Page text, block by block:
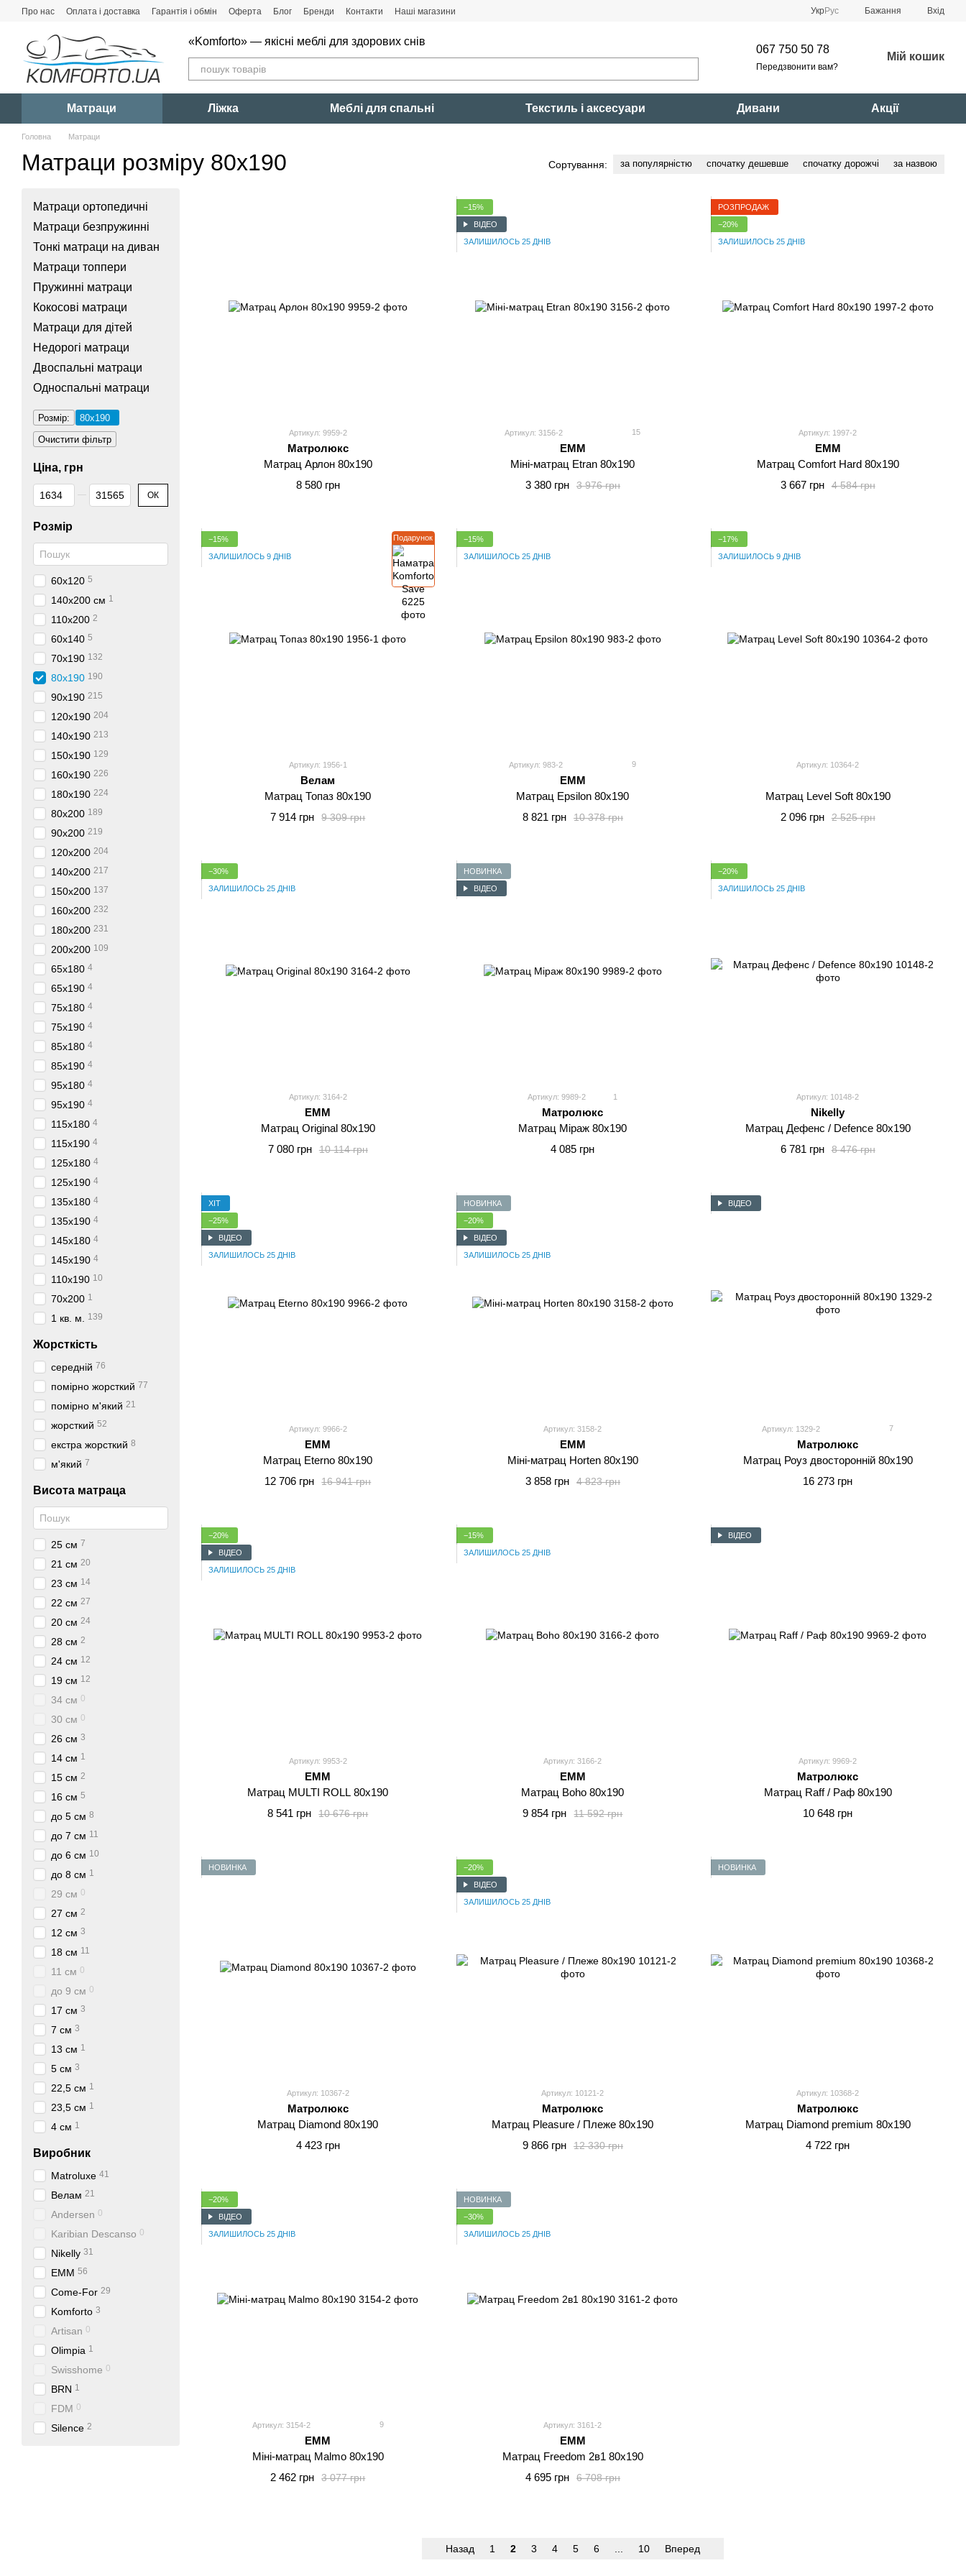
Перейти до основного контенту
Про нас Оплата і доставка Гарантія і обмін Оферта Блог Бренди Контакти Наші магазини УкрРус Бажання Вхід
«Komforto» — якісні меблі для здорових снів
067 750 50 78
Передзвонити вам?
Мій кошик
Матраци Ліжка Меблі для спальні Текстиль і аксесуари Дивани Акції
Головна Матраци
Матраци розміру 80x190 Сортування: за популярністю спочатку дешевше спочатку дорожчі за назвою
Артикул: 9959-2
Матролюкс
Матрац Арлон 80x190
8 580 грн
−15%
ВІДЕО
ЗАЛИШИЛОСЬ 25 ДНІВ
Артикул: 3156-2 15
EMM
Міні-матрац Etran 80x190
3 976 грн
3 380 грн
РОЗПРОДАЖ
−20%
ЗАЛИШИЛОСЬ 25 ДНІВ
Артикул: 1997-2
EMM
Матрац Comfort Hard 80x190
4 584 грн
3 667 грн
Подарунок
−15%
ЗАЛИШИЛОСЬ 9 ДНІВ
Артикул: 1956-1
Велам
Матрац Топаз 80x190
9 309 грн
7 914 грн
−15%
ЗАЛИШИЛОСЬ 25 ДНІВ
Артикул: 983-2 9
EMM
Матрац Epsilon 80x190
10 378 грн
8 821 грн
−17%
ЗАЛИШИЛОСЬ 9 ДНІВ
Артикул: 10364-2
Матрац Level Soft 80x190
2 525 грн
2 096 грн
−30%
ЗАЛИШИЛОСЬ 25 ДНІВ
Артикул: 3164-2
EMM
Матрац Original 80x190
10 114 грн
7 080 грн
НОВИНКА
ВІДЕО
Артикул: 9989-2 1
Матролюкс
Матрац Міраж 80x190
4 085 грн
−20%
ЗАЛИШИЛОСЬ 25 ДНІВ
Артикул: 10148-2
Nikelly
Матрац Дефенс / Defence 80x190
8 476 грн
6 781 грн
ХІТ
−25%
ВІДЕО
ЗАЛИШИЛОСЬ 25 ДНІВ
Артикул: 9966-2
EMM
Матрац Eterno 80x190
16 941 грн
12 706 грн
НОВИНКА
−20%
ВІДЕО
ЗАЛИШИЛОСЬ 25 ДНІВ
Артикул: 3158-2
EMM
Міні-матрац Horten 80x190
4 823 грн
3 858 грн
ВІДЕО
Артикул: 1329-2 7
Матролюкс
Матрац Роуз двосторонній 80x190
16 273 грн
−20%
ВІДЕО
ЗАЛИШИЛОСЬ 25 ДНІВ
Артикул: 9953-2
EMM
Матрац MULTI ROLL 80x190
10 676 грн
8 541 грн
−15%
ЗАЛИШИЛОСЬ 25 ДНІВ
Артикул: 3166-2
EMM
Матрац Boho 80x190
11 592 грн
9 854 грн
ВІДЕО
Артикул: 9969-2
Матролюкс
Матрац Raff / Раф 80x190
10 648 грн
НОВИНКА
Артикул: 10367-2
Матролюкс
Матрац Diamond 80x190
4 423 грн
−20%
ВІДЕО
ЗАЛИШИЛОСЬ 25 ДНІВ
Артикул: 10121-2
Матролюкс
Матрац Pleasure / Плеже 80x190
12 330 грн
9 866 грн
НОВИНКА
Артикул: 10368-2
Матролюкс
Матрац Diamond premium 80x190
4 722 грн
−20%
ВІДЕО
ЗАЛИШИЛОСЬ 25 ДНІВ
Артикул: 3154-2 9
EMM
Міні-матрац Malmo 80x190
3 077 грн
2 462 грн
НОВИНКА
−30%
ЗАЛИШИЛОСЬ 25 ДНІВ
Артикул: 3161-2
EMM
Матрац Freedom 2в1 80x190
6 708 грн
4 695 грн
Назад 1 2 3 4 5 6 10 Вперед
Матраци ортопедичні
Матраци безпружинні
Тонкі матраци на диван
Матраци топпери
Пружинні матраци
Кокосові матраци
Матраци для дітей
Недорогі матраци
Двоспальні матраци
Односпальні матраци
Розмір:
80x190
Очистити фільтр
Ціна, грн
Від Ціна, грн
До Ціна, грн ОК
Розмір
60x120 5
140x200 см 1
110x200 2
60x140 5
70x190 132
80x190 190
90x190 215
120x190 204
140x190 213
150x190 129
160x190 226
180x190 224
80x200 189
90x200 219
120x200 204
140x200 217
150x200 137
160x200 232
180x200 231
200x200 109
65x180 4
65x190 4
75x180 4
75x190 4
85x180 4
85x190 4
95x180 4
95x190 4
115x180 4
115x190 4
125x180 4
125x190 4
135x180 4
135x190 4
145x180 4
145x190 4
110x190 10
70x200 1
1 кв. м. 139
Жорсткість
середній 76
помірно жорсткий 77
помірно м'який 21
жорсткий 52
екстра жорсткий 8
м'який 7
Висота матраца
25 см 7
21 см 20
23 см 14
22 см 27
20 см 24
28 см 2
24 см 12
19 см 12
34 см 0
30 см 0
26 см 3
14 см 1
15 см 2
16 см 5
до 5 см 8
до 7 см 11
до 6 см 10
до 8 см 1
29 см 0
27 см 2
12 см 3
18 см 11
11 см 0
до 9 см 0
17 см 3
7 см 3
13 см 1
5 см 3
22,5 см 1
23,5 см 1
4 см 1
Виробник
Matroluxe 41
Велам 21
Andersen 0
Karibian Descanso 0
Nikelly 31
EMM 56
Come-For 29
Komforto 3
Artisan 0
Olimpia 1
Swisshome 0
BRN 1
FDM 0
Silence 2